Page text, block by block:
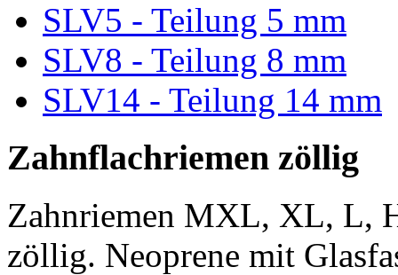
SLV5 - Teilung 5 mm
SLV8 - Teilung 8 mm
SLV14 - Teilung 14 mm
Zahnflachriemen zöllig
Zahnriemen MXL, XL, L,
zöllig. Neoprene mit